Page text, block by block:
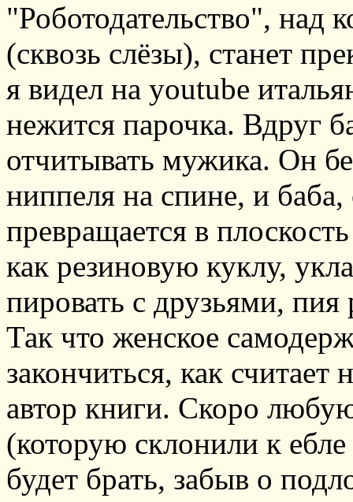
"Роботодательство", над
(сквозь слёзы), станет
я видел на youtube
нежится парочка. Вдруг
отчитывать мужика. Он
ниппеля на спине, и
превращается в
как резиновую куклу,
пировать с друзьями,
Так что женское
закончиться, как
автор книги. Скоро
(которую склонили к
будет брать, забыв о